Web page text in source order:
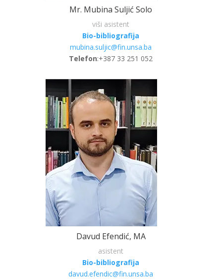
Mr. Mubina Suljić Solo
viši asistent
Bio-bibliografija
mubina.suljic@fin.unsa.ba
Telefon:+387 33 251 052
Davud Efendić, MA
asistent
Bio-bibliografija
davud.efendic@fin.unsa.ba